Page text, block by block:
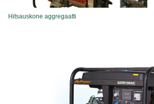
Hitsauskone aggregaatti